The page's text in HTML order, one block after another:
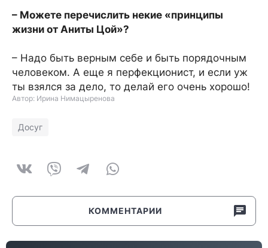
– Можете перечислить некие «принципы
жизни от Аниты Цой»?
– Надо быть верным себе и быть порядочным
человеком. А еще я перфекционист, и если уж
ты взялся за дело, то делай его очень хорошо!
Автор: Ирина Нимацыренова
Досуг
КОММЕНТАРИИ